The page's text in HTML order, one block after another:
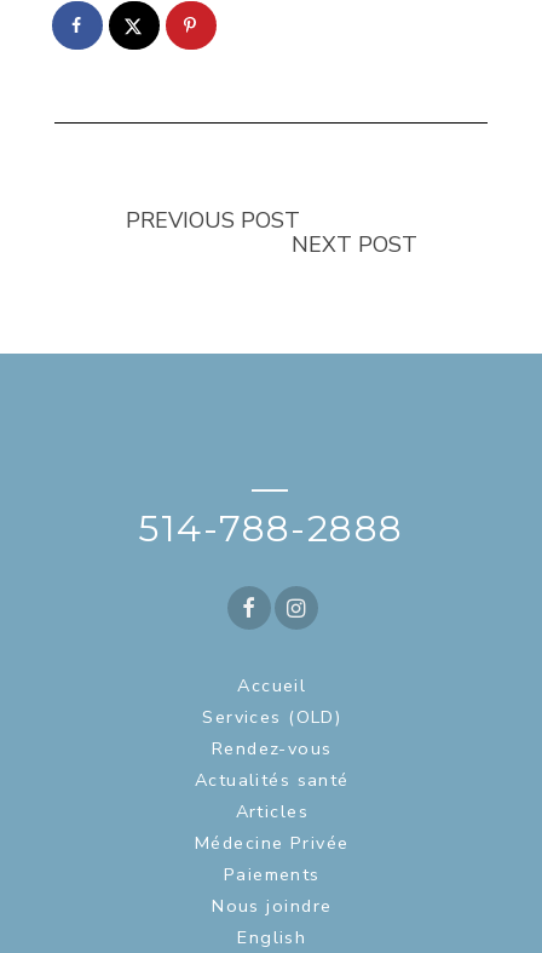
PREVIOUS POST
NEXT POST
—
514-788-2888
Accueil
Services (OLD)
Rendez-vous
Actualités santé
Articles
Médecine Privée
Paiements
Nous joindre
English